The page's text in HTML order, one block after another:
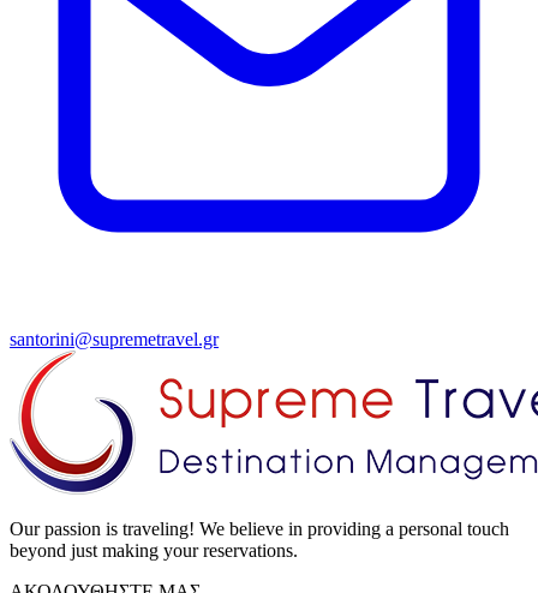
santorini@supremetravel.gr
Our passion is traveling! We believe in providing a personal touch
beyond just making your reservations.